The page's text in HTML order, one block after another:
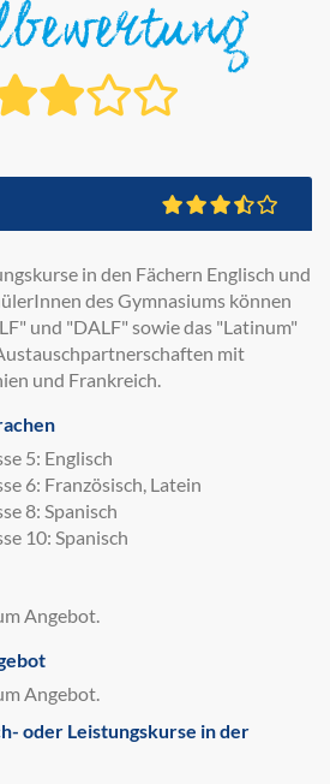
in den Fächern Englisch und
des Gymnasiums können
und "DALF" sowie das "Latinum"
mit
und Frankreich.
5: Englisch
6: Französisch, Latein
8: Spanisch
10: Spanisch
Angebot.
Angebot.
oder Leistungskurse in der